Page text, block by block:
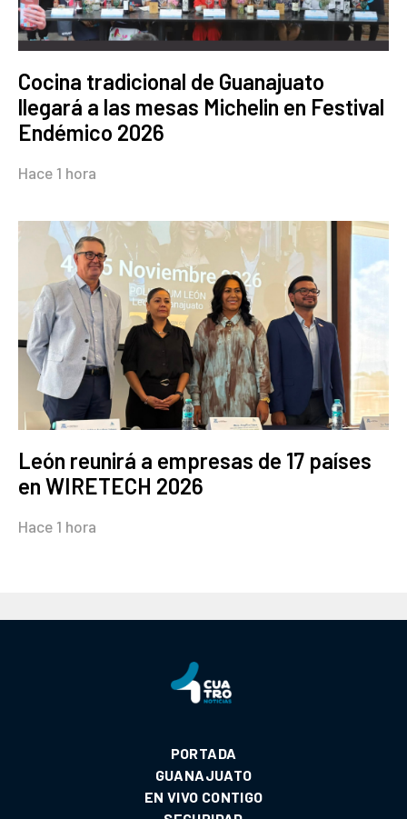
Cocina tradicional de Guanajuato
llegará a las mesas Michelin en Festival
Endémico 2026
Hace 1 hora
León reunirá a empresas de 17 países
en WIRETECH 2026
Hace 1 hora
PORTADA
GUANAJUATO
EN VIVO CONTIGO